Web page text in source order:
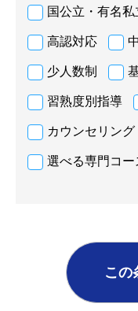
国公立・有名
高認対応
少人数制
習熟度別指導
カウンセリング
選べる専門コー
この